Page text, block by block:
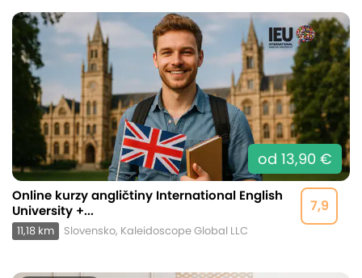
od 13,90 €
7,9
Online kurzy angličtiny International English
University +...
11,18 km Slovensko, Kaleidoscope Global LLC